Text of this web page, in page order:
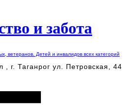
и забота
ветеранов. Детей и инвалидов всех категорий
, г. Таганрог ул. Петровская, 44